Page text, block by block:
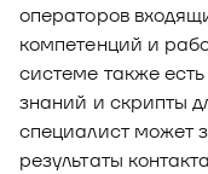
операторов
компетенций и
системе также
знаний и скрипты
специалист может
результаты